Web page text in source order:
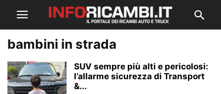
bambini in strada
SUV sempre più alti e pericolosi:
l’allarme sicurezza di Transport
&...